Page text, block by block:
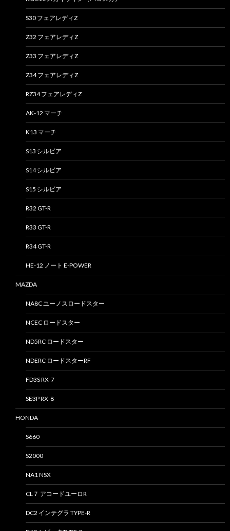
S30 フェアレディZ
Z32 フェアレディZ
Z33 フェアレディZ
Z34 フェアレディZ
RZ34 フェアレディZ
AK-12 マーチ
K13 マーチ
S13 シルビア
S14 シルビア
S15 シルビア
R32 GT-R
R33 GT-R
R34 GT-R
HE-12 ノート E-POWER
MAZDA
NA8C ユーノスロードスター
NCEC ロードスター
ND5RC ロードスター
NDERC ロードスターRF
FD3S RX-7
SE3P RX-8
HONDA
S660
S2000
NA1 NSX
CL７ アコードユーロR
DC2 インテグラ TYPE-R